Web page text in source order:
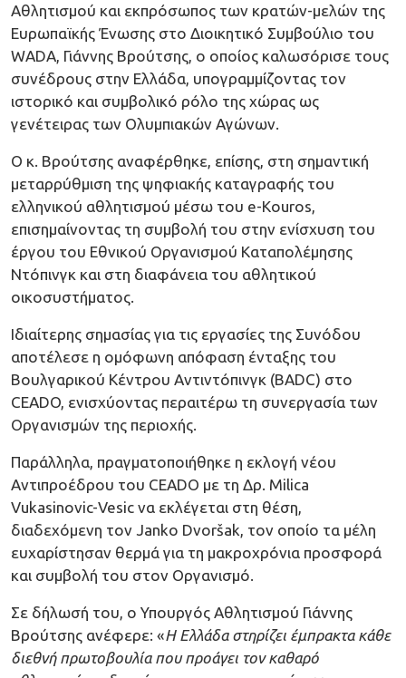
Αθλητισμού και εκπρόσωπος των κρατών-μελών της
Ευρωπαϊκής Ένωσης στο Διοικητικό Συμβούλιο του
WADA, Γιάννης Βρούτσης, ο οποίος καλωσόρισε τους
συνέδρους στην Ελλάδα, υπογραμμίζοντας τον
ιστορικό και συμβολικό ρόλο της χώρας ως
γενέτειρας των Ολυμπιακών Αγώνων.
Ο κ. Βρούτσης αναφέρθηκε, επίσης, στη σημαντική
μεταρρύθμιση της ψηφιακής καταγραφής του
ελληνικού αθλητισμού μέσω του e-Kouros,
επισημαίνοντας τη συμβολή του στην ενίσχυση του
έργου του Εθνικού Οργανισμού Καταπολέμησης
Ντόπινγκ και στη διαφάνεια του αθλητικού
οικοσυστήματος.
Ιδιαίτερης σημασίας για τις εργασίες της Συνόδου
αποτέλεσε η ομόφωνη απόφαση ένταξης του
Βουλγαρικού Κέντρου Αντιντόπινγκ (BADC) στο
CEADO, ενισχύοντας περαιτέρω τη συνεργασία των
Οργανισμών της περιοχής.
Παράλληλα, πραγματοποιήθηκε η εκλογή νέου
Αντιπροέδρου του CEADO με τη Δρ. Milica
Vukasinovic-Vesic να εκλέγεται στη θέση,
διαδεχόμενη τον Janko Dvoršak, τον οποίο τα μέλη
ευχαρίστησαν θερμά για τη μακροχρόνια προσφορά
και συμβολή του στον Oργανισμό.
Σε δήλωσή του, ο Υπουργός Αθλητισμού Γιάννης
Βρούτσης ανέφερε: «Η Ελλάδα στηρίζει έμπρακτα κάθε
διεθνή πρωτοβουλία που προάγει τον καθαρό